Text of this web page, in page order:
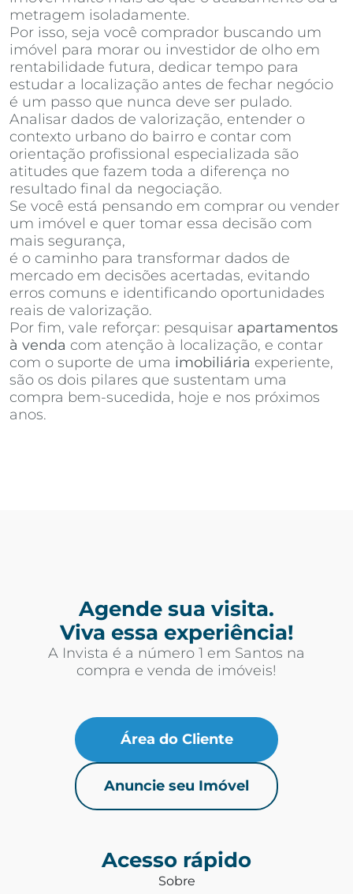
metragem isoladamente.
Por isso, seja você comprador buscando um
imóvel para morar ou investidor de olho em
rentabilidade futura, dedicar tempo para
estudar a localização antes de fechar negócio
é um passo que nunca deve ser pulado.
Analisar dados de valorização, entender o
contexto urbano do bairro e contar com
orientação profissional especializada são
atitudes que fazem toda a diferença no
resultado final da negociação.
Se você está pensando em comprar ou vender
um imóvel e quer tomar essa decisão com
mais segurança,
é o caminho para transformar dados de
mercado em decisões acertadas, evitando
erros comuns e identificando oportunidades
reais de valorização.
Por fim, vale reforçar: pesquisar apartamentos
à venda com atenção à localização, e contar
com o suporte de uma imobiliária experiente,
são os dois pilares que sustentam uma
compra bem-sucedida, hoje e nos próximos
anos.
Agende sua visita.
Viva essa experiência!
A Invista é a número 1 em Santos na
compra e venda de imóveis!
Área do Cliente
Anuncie seu Imóvel
Acesso rápido
Sobre